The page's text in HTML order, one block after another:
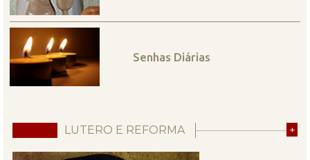
Senhas Diárias
LUTERO E REFORMA +